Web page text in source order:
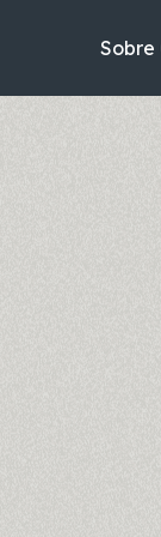
contenidoSobre